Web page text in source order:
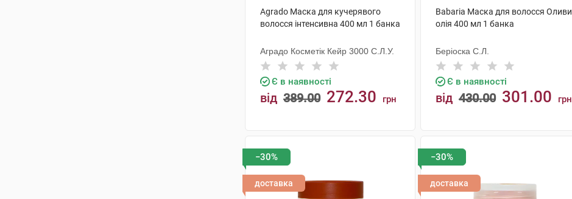
Agrado Маска для кучерявого
волосся інтенсивна 400 мл 1 банка
Аградо Косметік Кейр 3000 С.Л.У.
Є в наявності
від 389.00 272.30 грн
Babaria Маска для волосся Оливи
олія 400 мл 1 банка
Беріоска С.Л.
Є в наявності
від 430.00 301.00 грн
−30%
доставка
−30%
доставка